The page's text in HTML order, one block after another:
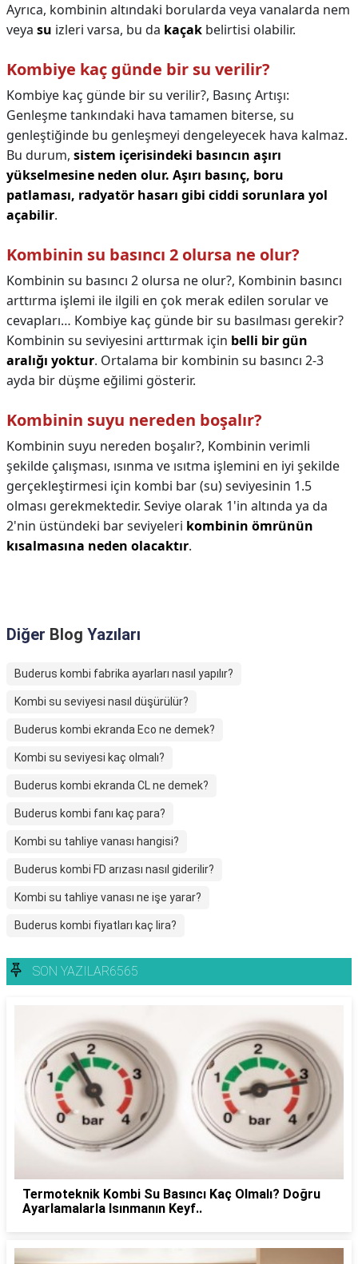
Ayrıca, kombinin altındaki borularda veya vanalarda nem
veya su izleri varsa, bu da kaçak belirtisi olabilir.
Kombiye kaç günde bir su verilir?
Kombiye kaç günde bir su verilir?, Basınç Artışı:
Genleşme tankındaki hava tamamen biterse, su
genleştiğinde bu genleşmeyi dengeleyecek hava kalmaz.
Bu durum, sistem içerisindeki basıncın aşırı
yükselmesine neden olur. Aşırı basınç, boru
patlaması, radyatör hasarı gibi ciddi sorunlara yol
açabilir.
Kombinin su basıncı 2 olursa ne olur?
Kombinin su basıncı 2 olursa ne olur?, Kombinin basıncı
arttırma işlemi ile ilgili en çok merak edilen sorular ve
cevapları… Kombiye kaç günde bir su basılması gerekir?
Kombinin su seviyesini arttırmak için belli bir gün
aralığı yoktur. Ortalama bir kombinin su basıncı 2-3
ayda bir düşme eğilimi gösterir.
Kombinin suyu nereden boşalır?
Kombinin suyu nereden boşalır?, Kombinin verimli
şekilde çalışması, ısınma ve ısıtma işlemini en iyi şekilde
gerçekleştirmesi için kombi bar (su) seviyesinin 1.5
olması gerekmektedir. Seviye olarak 1'in altında ya da
2'nin üstündeki bar seviyeleri kombinin ömrünün
kısalmasına neden olacaktır.
Diğer Blog Yazıları
Buderus kombi fabrika ayarları nasıl yapılır?
Kombi su seviyesi nasıl düşürülür?
Buderus kombi ekranda Eco ne demek?
Kombi su seviyesi kaç olmalı?
Buderus kombi ekranda CL ne demek?
Buderus kombi fanı kaç para?
Kombi su tahliye vanası hangisi?
Buderus kombi FD arızası nasıl giderilir?
Kombi su tahliye vanası ne işe yarar?
Buderus kombi fiyatları kaç lira?
SON YAZILAR6565
Termoteknik Kombi Su Basıncı Kaç Olmalı? Doğru
Ayarlamalarla Isınmanın Keyf..